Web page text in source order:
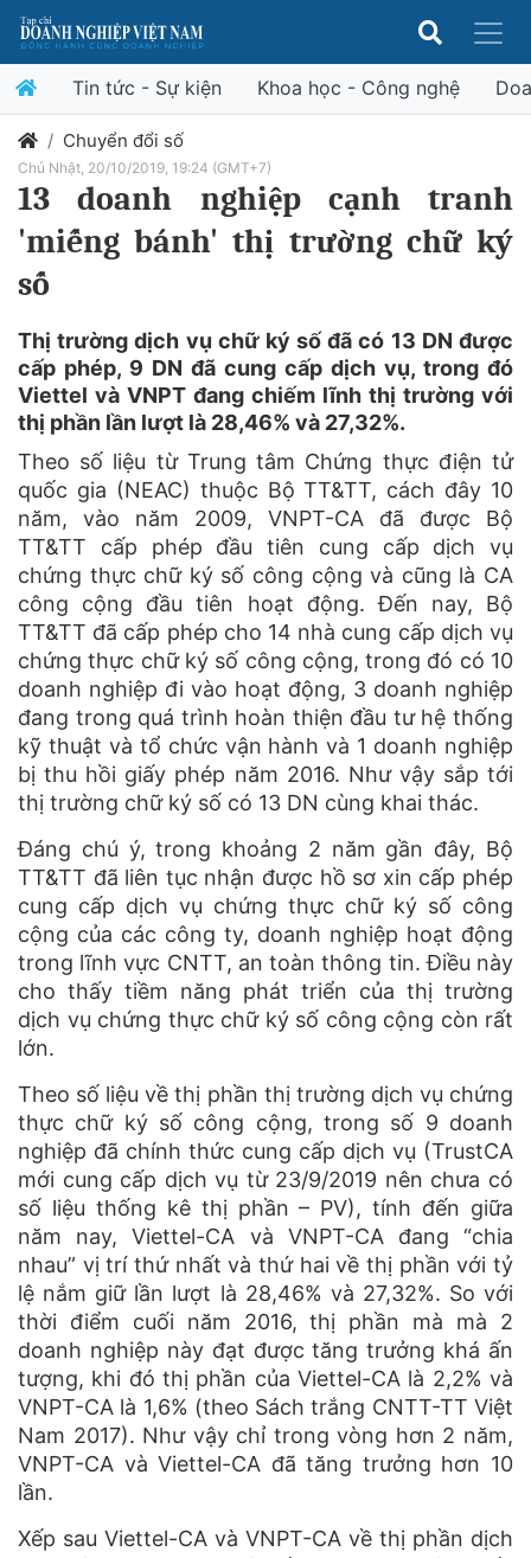
Tin tức - Sự kiện Khoa học - Công nghệ
Chuyển đổi số
Chủ Nhật, 20/10/2019, 19:24 (GMT+7)
13 doanh nghiệp cạnh tranh
'miếng bánh' thị trường chữ ký
số
Thị trường dịch vụ chữ ký số đã có 13 DN được
cấp phép, 9 DN đã cung cấp dịch vụ, trong đó
Viettel và VNPT đang chiếm lĩnh thị trường với
thị phần lần lượt là 28,46% và 27,32%.
Theo số liệu từ Trung tâm Chứng thực điện tử
quốc gia (NEAC) thuộc Bộ TT&TT, cách đây 10
năm, vào năm 2009, VNPT-CA đã được Bộ
TT&TT cấp phép đầu tiên cung cấp dịch vụ
chứng thực chữ ký số công cộng và cũng là CA
công cộng đầu tiên hoạt động. Đến nay, Bộ
TT&TT đã cấp phép cho 14 nhà cung cấp dịch vụ
chứng thực chữ ký số công cộng, trong đó có 10
doanh nghiệp đi vào hoạt động, 3 doanh nghiệp
đang trong quá trình hoàn thiện đầu tư hệ thống
kỹ thuật và tổ chức vận hành và 1 doanh nghiệp
bị thu hồi giấy phép năm 2016. Như vậy sắp tới
thị trường chữ ký số có 13 DN cùng khai thác.
Đáng chú ý, trong khoảng 2 năm gần đây, Bộ
TT&TT đã liên tục nhận được hồ sơ xin cấp phép
cung cấp dịch vụ chứng thực chữ ký số công
cộng của các công ty, doanh nghiệp hoạt động
trong lĩnh vực CNTT, an toàn thông tin. Điều này
cho thấy tiềm năng phát triển của thị trường
dịch vụ chứng thực chữ ký số công cộng còn rất
lớn.
Theo số liệu về thị phần thị trường dịch vụ chứng
thực chữ ký số công cộng, trong số 9 doanh
nghiệp đã chính thức cung cấp dịch vụ (TrustCA
mới cung cấp dịch vụ từ 23/9/2019 nên chưa có
số liệu thống kê thị phần – PV), tính đến giữa
năm nay, Viettel-CA và VNPT-CA đang “chia
nhau” vị trí thứ nhất và thứ hai về thị phần với tỷ
lệ nắm giữ lần lượt là 28,46% và 27,32%. So với
thời điểm cuối năm 2016, thị phần mà mà 2
doanh nghiệp này đạt được tăng trưởng khá ấn
tượng, khi đó thị phần của Viettel-CA là 2,2% và
VNPT-CA là 1,6% (theo Sách trắng CNTT-TT Việt
Nam 2017). Như vậy chỉ trong vòng hơn 2 năm,
VNPT-CA và Viettel-CA đã tăng trưởng hơn 10
lần.
Xếp sau Viettel-CA và VNPT-CA về thị phần dịch